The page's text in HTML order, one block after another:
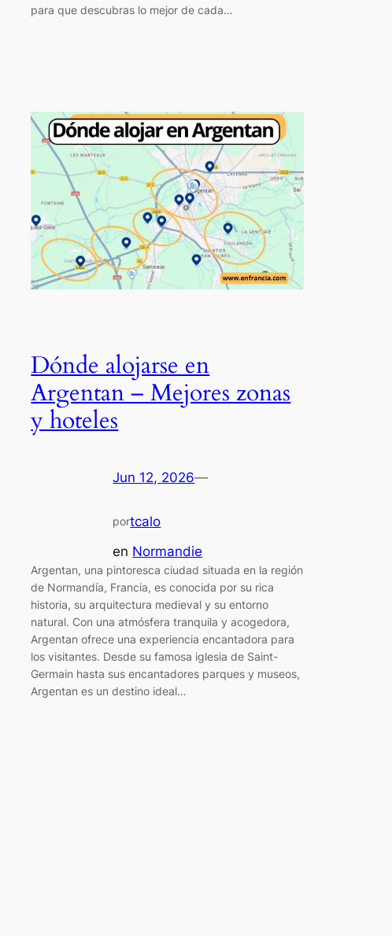
para que descubras lo mejor de cada…
Dónde alojarse en
Argentan – Mejores zonas
y hoteles
Jun 12, 2026—
portcalo
en Normandie
Argentan, una pintoresca ciudad situada en la región
de Normandía, Francia, es conocida por su rica
historia, su arquitectura medieval y su entorno
natural. Con una atmósfera tranquila y acogedora,
Argentan ofrece una experiencia encantadora para
los visitantes. Desde su famosa iglesia de Saint-
Germain hasta sus encantadores parques y museos,
Argentan es un destino ideal…